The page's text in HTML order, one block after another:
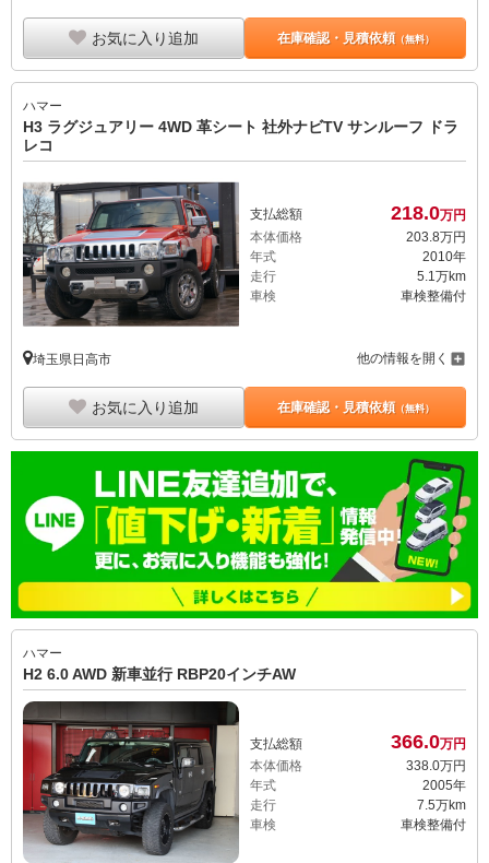
お気に入り追加 在庫確認・見積依頼（無料）
ハマー
H3 ラグジュアリー 4WD 革シート 社外ナビTV サンルーフ ドラ
レコ
支払総額 218.0万円
本体価格
203. 8万円
年式
2010年
走行
5.1万km
車検
車検整備付
埼玉県日高市 他の情報を開く
お気に入り追加 在庫確認・見積依頼（無料）
ハマー
H2 6.0 AWD 新車並行 RBP20インチAW
支払総額 366.0万円
本体価格
338.0万円
年式
2005年
走行
7.5万km
車検
車検整備付